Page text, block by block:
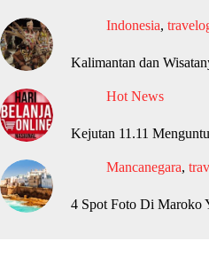
Indonesia,
Kalimantan dan
Hot News
Kejutan 11.11
Mancanegara,
4 Spot Foto Di Maroko